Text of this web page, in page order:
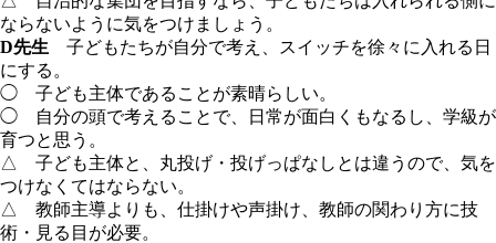
ならないように気をつけましょう。
D先生 子どもたちが自分で考え、スイッチを徐々に入れる日
にする。
◯ 子ども主体であることが素晴らしい。
◯ 自分の頭で考えることで、日常が面白くもなるし、学級が
育つと思う。
△ 子ども主体と、丸投げ・投げっぱなしとは違うので、気を
つけなくてはならない。
△ 教師主導よりも、仕掛けや声掛け、教師の関わり方に技
術・見る目が必要。